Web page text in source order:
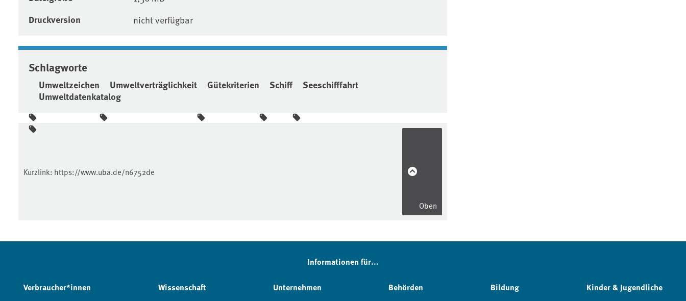
Druckversion nicht verfügbar
Schlagworte
Umweltzeichen Umweltverträglichkeit Gütekriterien Schiff
Seeschifffahrt
Umweltdatenkatalog
Kurzlink: https://www.uba.de/n6752de
Oben
Informationen für...
Verbraucher*innen Wissenschaft Unternehmen Behörden Bildung Kinder & Jugendliche